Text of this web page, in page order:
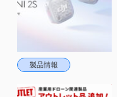
製品情報